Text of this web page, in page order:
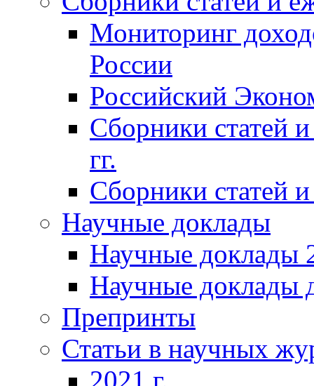
Мониторинг
России
Российский
Сборники статей
гг.
Сборники статей
Научные доклады
Научные доклады
Научные доклады
Препринты
Статьи в научных
2021 г.